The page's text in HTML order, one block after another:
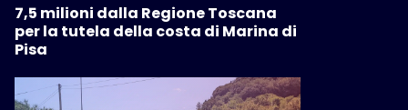
7,5 milioni dalla Regione Toscana
per la tutela della costa di Marina di
Pisa